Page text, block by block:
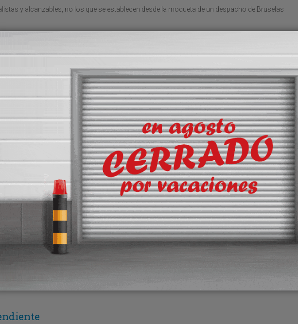
y alcanzables, no los que se establecen desde la moqueta de un despacho de Bruselas
y pérdida de competitividad
laboral en España, un mal endémico que reduce más nuestra productividad
es una ventaja competitiva
a las devoluciones
clientes, sino de que éstos sean rentables
y éxitos logísticos
frente a los desafíos con éxito, lo cual tiene un precio
por decreto
de la jornada laboral, supone un nuevo golpe al diálogo social y a la negociación colectiva